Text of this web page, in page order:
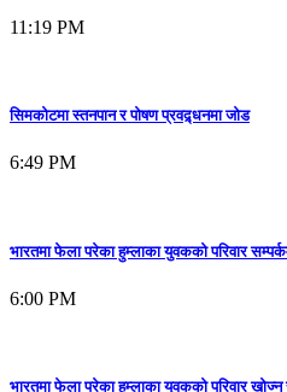
11:19 PM
सिमकोटमा स्तनपान र पोषण प्रवद्र्धनमा जोड
6:49 PM
भारतमा फेला परेका हुम्लाका युवकको परिवार
6:00 PM
भारतमा फेला परेका हुम्लाका युवकको परिवार